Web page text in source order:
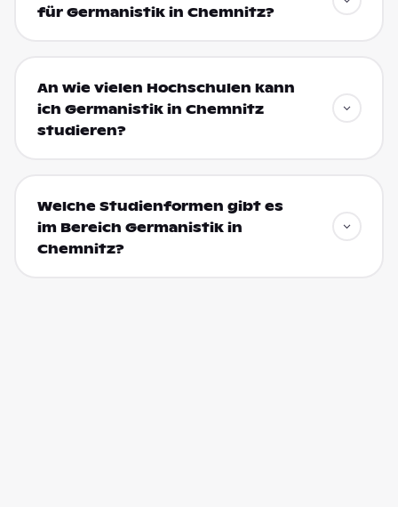
für Germanistik in Chemnitz?
An wie vielen Hochschulen kann
ich Germanistik in Chemnitz
studieren?
Welche Studienformen gibt es
im Bereich Germanistik in
Chemnitz?